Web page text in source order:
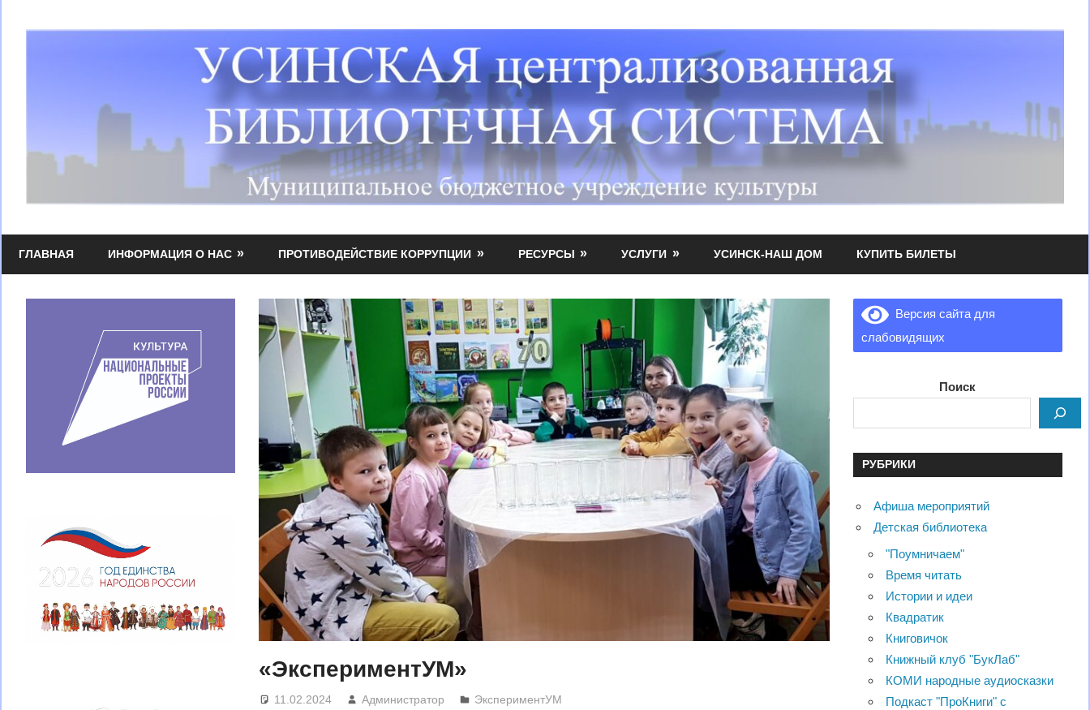
МБУК
УЦБС
библиотечная
ГЛАВНАЯ ИНФОРМАЦИЯ О НАС ПРОТИВОДЕЙСТВИЕ КОРРУПЦИИ РЕСУРСЫ УСЛУГИ УСИНСК-НАШ ДОМ КУПИТЬ БИЛЕТЫ
«ЭкспериментУМ»
11.02.2024 Администратор ЭкспериментУМ
Версия сайта для
слабовидящих
Поиск
РУБРИКИ
Афиша мероприятий
Детская библиотека
"Поумничаем"
Время читать
Истории и идеи
Квадратик
Книговичок
Книжный клуб "БукЛаб"
КОМИ народные аудиосказки
Подкаст "ПроКниги" с